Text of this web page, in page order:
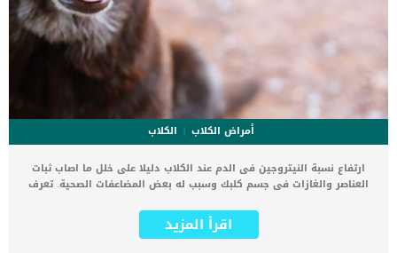
أمراض الكلاب
الكلاب
ارتفاع نسبة النيتروجين فى الدم عند الكلاب دليلا على خلل ما اصاب ثبات
العناصر والغازات فى جسم كلبك وسبب له بعض المضاعفات الصحية. تعرف
المواد القائمة على النيتروجين مثل اليوريا والكرياتينين ومركبات فضلات
الجسم الأخرى في الدم. هذا الارتفاع فى نسبة النيتروجين فى الدم يمكن
اقرأ المزيد